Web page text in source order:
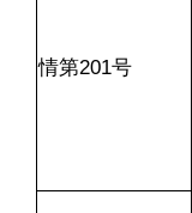
情第201号